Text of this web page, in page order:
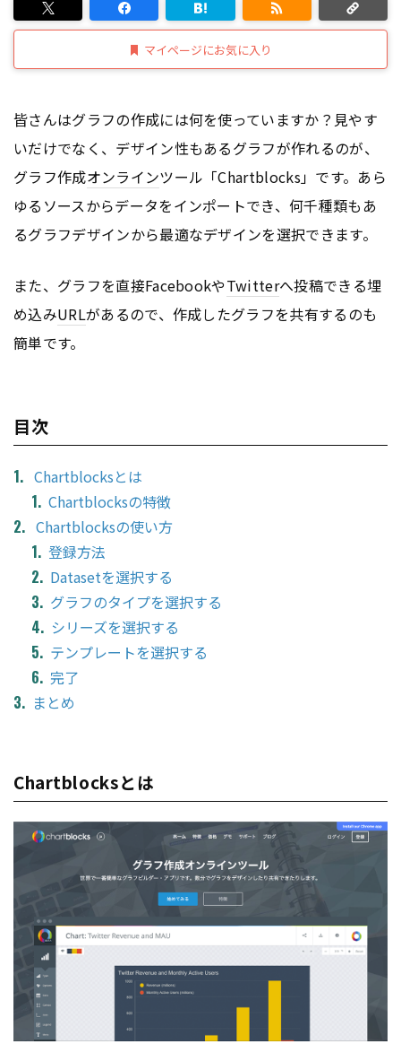
マイページにお気に入り
皆さんはグラフの作成には何を使っていますか？見やす
いだけでなく、デザイン性もあるグラフが作れるのが、
グラフ作成オンラインツール「Chartblocks」です。あら
ゆるソースからデータをインポートでき、何千種類もあ
るグラフデザインから最適なデザインを選択できます。
また、グラフを直接FacebookやTwitterへ投稿できる埋
め込みURLがあるので、作成したグラフを共有するのも
簡単です。
目次
Chartblocksとは
Chartblocksの特徴
Chartblocksの使い方
登録方法
Datasetを選択する
グラフのタイプを選択する
シリーズを選択する
テンプレートを選択する
完了
まとめ
Chartblocksとは